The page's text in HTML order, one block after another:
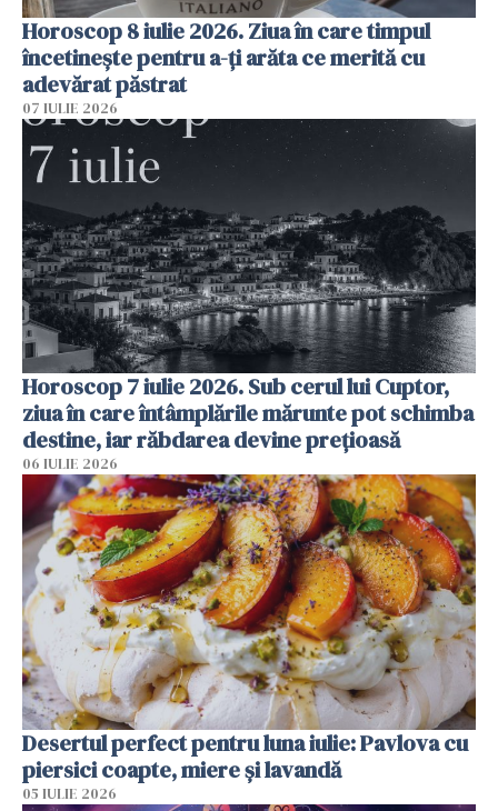
Horoscop 8 iulie 2026. Ziua în care timpul
încetinește pentru a-ți arăta ce merită cu
adevărat păstrat
07 IULIE 2026
Horoscop 7 iulie 2026. Sub cerul lui Cuptor,
ziua în care întâmplările mărunte pot schimba
destine, iar răbdarea devine prețioasă
06 IULIE 2026
Desertul perfect pentru luna iulie: Pavlova cu
piersici coapte, miere și lavandă
05 IULIE 2026